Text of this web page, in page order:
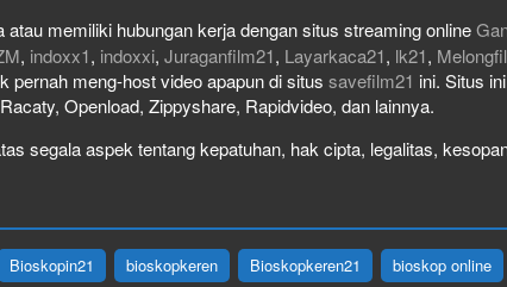
memiliki hubungan kerja dengan situs streaming online
, indoxx1, indoxxi, Juraganfilm21, Layarkaca21, lk21,
pernah meng-host video apapun di situs savefilm21 ini. Situs
Openload, Zippyshare, Rapidvideo, dan lainnya.
segala aspek tentang kepatuhan, hak cipta, legalitas,
Bioskopin21 bioskopkeren Bioskopkeren21 bioskop online